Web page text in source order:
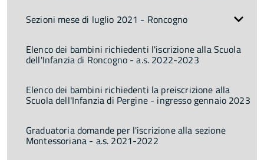
Sezioni mese di luglio 2021 - Roncogno
Elenco dei bambini richiedenti l'iscrizione alla Scuola
dell'Infanzia di Roncogno - a.s. 2022-2023
Elenco dei bambini richiedenti la preiscrizione alla
Scuola dell'Infanzia di Pergine - ingresso gennaio 2023
Graduatoria domande per l'iscrizione alla sezione
Montessoriana - a.s. 2021-2022